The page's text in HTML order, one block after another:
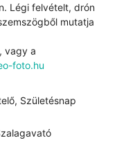
Légi felvételt, drón
mutatja
vagy a
foto.hu
Születésnap